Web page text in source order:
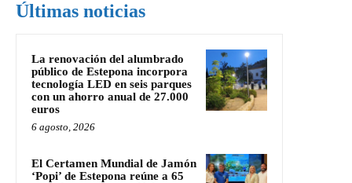
Últimas noticias
La renovación del alumbrado
público de Estepona incorpora
tecnología LED en seis parques
con un ahorro anual de 27.000
euros
6 agosto, 2026
El Certamen Mundial de Jamón
‘Popi’ de Estepona reúne a 65